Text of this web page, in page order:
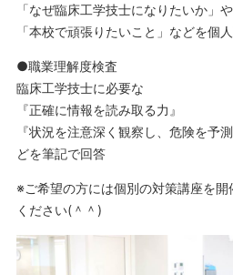
「なぜ臨床工学技士になりたいか」や
「本校で頑張りたいこと」などを個
●職業理解度検査
臨床工学技士に必要な
『正確に情報を読み取る力』
『状況を注意深く観察し、危険を予
どを筆記で回答
※ご希望の方には個別の対策講座を
ください(＾＾)